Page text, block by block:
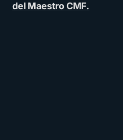
del Maestro CMF.